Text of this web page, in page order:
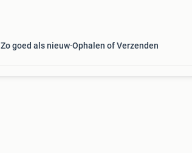
Zo goed als nieuw Ophalen of Verzenden